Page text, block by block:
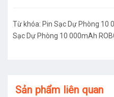
Từ khóa: Pin Sạc Dự Phòng 10
Sạc Dự Phòng 10 000mAh
Sản phẩm liên quan